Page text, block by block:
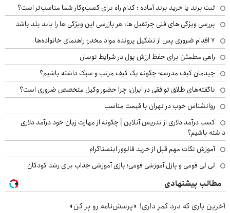
ثبت برند یا خرید برند آماده : کدام راه برای کسب‌وکار شما مناسب‌تر است؟
بررسی ویژگی های فنی جرثقیل ها: هر بازرسی این ویژگی ها را باید بلد باشد
۷ اقدام ضروری پس از تشکیل پرونده مواد مخدر؛ راهنمای خانواده‌ها
راهی مطمئن برای حفظ ارزش پول در شرایط نوسان
چیدمان کیف مدرسه؛ چگونه یک کیف مرتب و سبک داشته باشیم؟
ناگفته‌های طلاق توافقی در ایران؛ چرا حضور وکیل متخصص ضروری است؟
روانشناس خوب در تهران با قیمت مناسب
کسب درآمد دلاری از تدریس آنلاین | چگونه از مهارت زبان خود درآمد دلاری
داشته باشیم؟
آموزش نکات مهم قبل از خرید فالوور اینستاگرام
لی لی فومی و پازل آموزشی فومی؛ بازی آموزشی جذاب برای رشد کودکان
مطالب پیشنهادی
آخرین باری که درد کمر داری! ◗پرسش‌نامه رو پر کن◖